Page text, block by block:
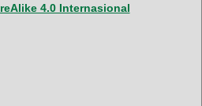
4.0 Internasional